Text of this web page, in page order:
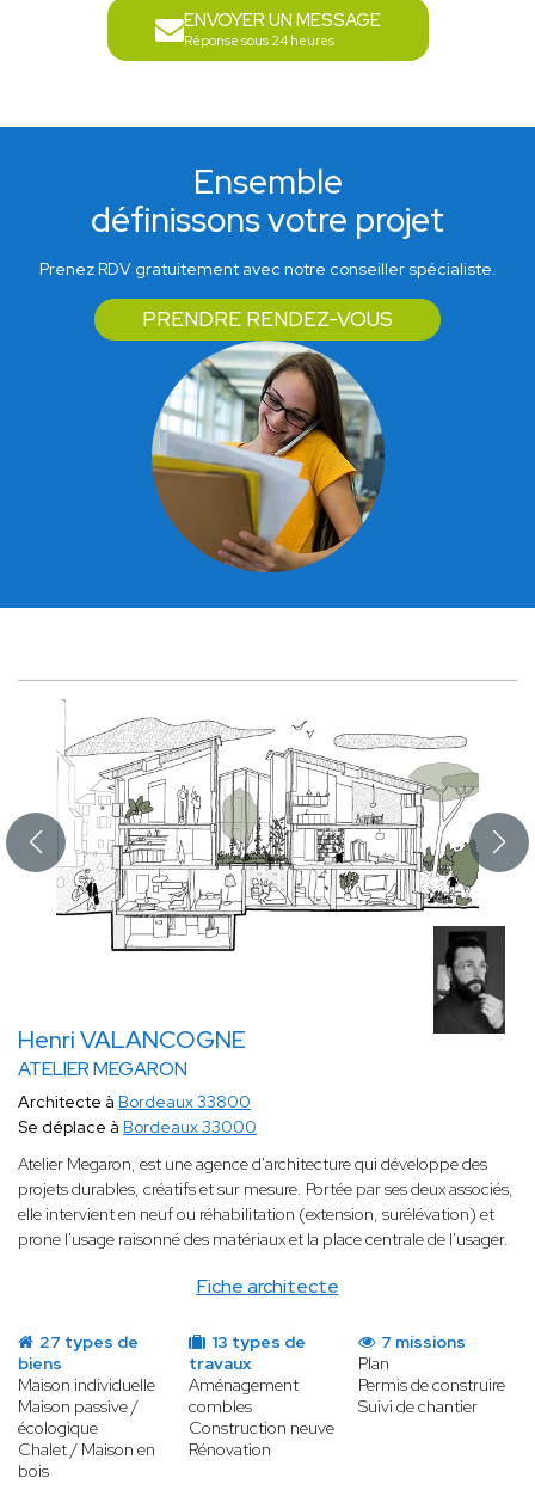
ENVOYER UN MESSAGE
Réponse sous 24 heures
Ensemble
définissons votre projet
Prenez RDV gratuitement avec notre conseiller spécialiste.
PRENDRE RENDEZ-VOUS
Henri VALANCOGNE
ATELIER MEGARON
Fiche architecte
Architecte à Bordeaux 33800
Se déplace à Bordeaux 33000
Atelier Megaron, est une agence d'architecture qui développe des
projets durables, créatifs et sur mesure. Portée par ses deux associés,
elle intervient en neuf ou réhabilitation (extension, surélévation) et
prone l'usage raisonné des matériaux et la place centrale de l'usager.
27 types de
biens
Maison individuelle
Maison passive /
écologique
Chalet / Maison en
bois
13 types de
travaux
Aménagement
combles
Construction neuve
Rénovation
7 missions
Plan
Permis de construire
Suivi de chantier